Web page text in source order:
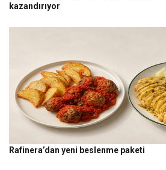
kazandırıyor
Rafinera’dan yeni beslenme paketi